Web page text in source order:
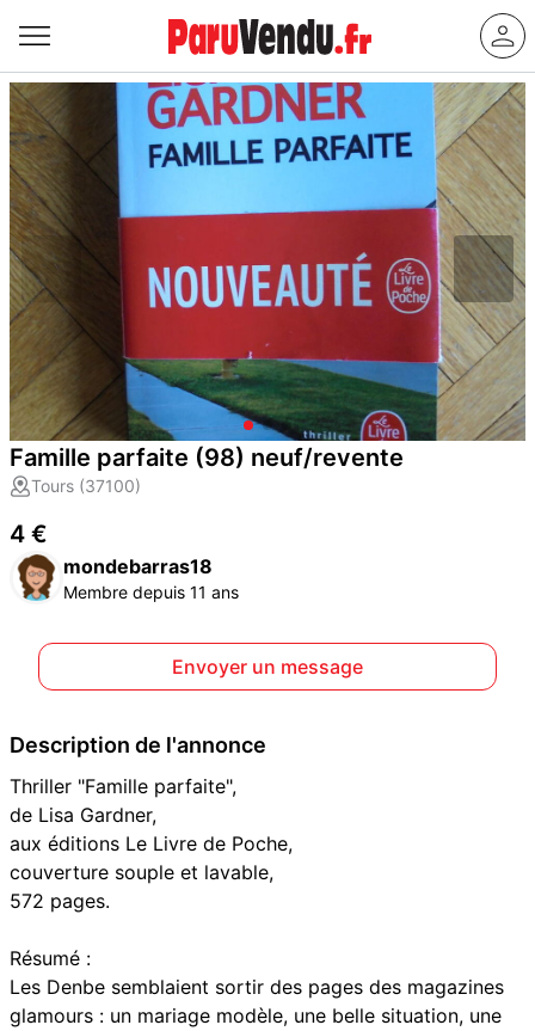
Famille parfaite (98) neuf/revente
Tours (37100)
4 €
mondebarras18
Membre depuis 11 ans
Envoyer un message
Description de l'annonce
Thriller "Famille parfaite",
de Lisa Gardner,
aux éditions Le Livre de Poche,
couverture souple et lavable,
572 pages.
Résumé :
Les Denbe semblaient sortir des pages des magazines
glamours : un mariage modèle, une belle situation, une